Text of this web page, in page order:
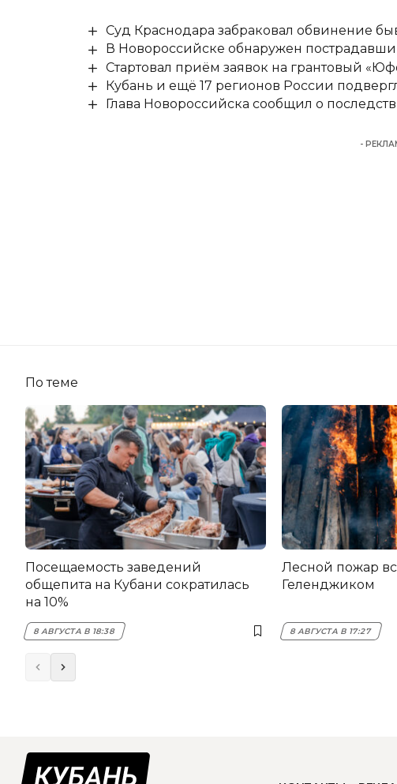
Суд Краснодара забраковал обвинение
В Новороссийске обнаружен
Стартовал приём заявок на грантовый
Кубань и ещё 17 регионов России
Глава Новороссийска сообщил о
-
По теме
Посещаемость заведений
общепита на Кубани сократилась
на 10%
8 АВГУСТА В 18:38
Лесной пожар
Геленджиком
8 АВГУСТА В 17:27